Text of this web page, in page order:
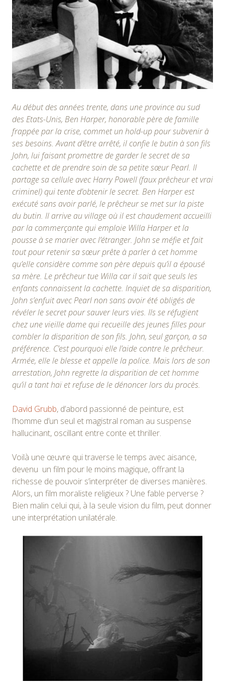
Au début des années trente, dans une province au sud
des Etats-Unis, Ben Harper, honorable père de famille
frappée par la crise, commet un hold-up pour subvenir à
ses besoins. Avant d’être arrêté, il confie le butin à son fils
John, lui faisant promettre de garder le secret de sa
cachette et de prendre soin de sa petite sœur Pearl. Il
partage sa cellule avec Harry Powell (faux prêcheur et vrai
criminel) qui tente d’obtenir le secret. Ben Harper est
exécuté sans avoir parlé, le prêcheur se met sur la piste
du butin. Il arrive au village où il est chaudement accueilli
par la commerçante qui emploie Willa Harper et la
pousse à se marier avec l’étranger. John se méfie et fait
tout pour retenir sa sœur prête à parler à cet homme
qu’elle considère comme son père depuis qu’il a épousé
sa mère. Le prêcheur tue Willa car il sait que seuls les
enfants connaissent la cachette. Inquiet de sa disparition,
John s’enfuit avec Pearl non sans avoir été obligés de
révéler le secret pour sauver leurs vies. Ils se réfugient
chez une vieille dame qui recueille des jeunes filles pour
combler la disparition de son fils. John, seul garçon, a sa
préférence. C’est pourquoi elle l’aide contre le prêcheur.
Armée, elle le blesse et appelle la police. Mais lors de son
arrestation, John regrette la disparition de cet homme
qu’il a tant haï et refuse de le dénoncer lors du procès.
David Grubb, d’abord passionné de peinture, est
l’homme d’un seul et magistral roman au suspense
hallucinant, oscillant entre conte et thriller.
Voilà une œuvre qui traverse le temps avec aisance,
devenu un film pour le moins magique, offrant la
richesse de pouvoir s’interpréter de diverses manières.
Alors, un film moraliste religieux ? Une fable perverse ?
Bien malin celui qui, à la seule vision du film, peut donner
une interprétation unilatérale.